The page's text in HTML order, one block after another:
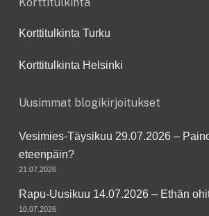
Korttitulkinta Turku
Korttitulkinta Helsinki
Uusimmat blogikirjoitukset
Vesimies-Täysikuu 29.07.2026 –
eteenpäin?
21.07.2026
Rapu-Uusikuu 14.07.2026 – Ethän
10.07.2026